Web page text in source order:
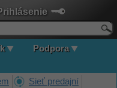
Podpora
Sieť predajní